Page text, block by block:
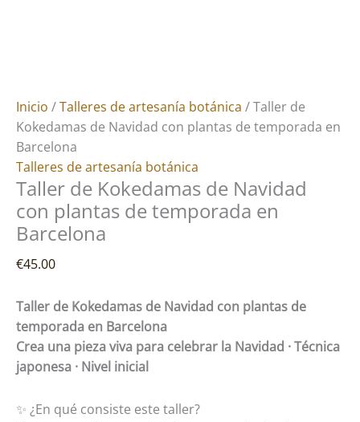
Inicio /Talleres de artesanía botánica / Taller de
Kokedamas de Navidad con plantas de temporada en
Barcelona
Talleres de artesanía botánica
Taller de Kokedamas de Navidad
con plantas de temporada en
Barcelona
€45.00
Taller de Kokedamas de Navidad con plantas de
temporada en Barcelona
Crea una pieza viva para celebrar la Navidad · Técnica
japonesa · Nivel inicial
✨ ¿En qué consiste este taller?